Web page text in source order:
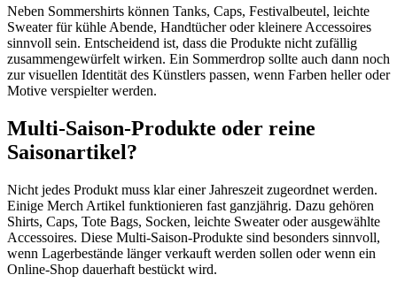
Neben Sommershirts können Tanks, Caps, Festivalbeutel, leichte
Sweater für kühle Abende, Handtücher oder kleinere Accessoires
sinnvoll sein. Entscheidend ist, dass die Produkte nicht zufällig
zusammengewürfelt wirken. Ein Sommerdrop sollte auch dann noch
zur visuellen Identität des Künstlers passen, wenn Farben heller oder
Motive verspielter werden.
Multi-Saison-Produkte oder reine
Saisonartikel?
Nicht jedes Produkt muss klar einer Jahreszeit zugeordnet werden.
Einige Merch Artikel funktionieren fast ganzjährig. Dazu gehören
Shirts, Caps, Tote Bags, Socken, leichte Sweater oder ausgewählte
Accessoires. Diese Multi-Saison-Produkte sind besonders sinnvoll,
wenn Lagerbestände länger verkauft werden sollen oder wenn ein
Online-Shop dauerhaft bestückt wird.